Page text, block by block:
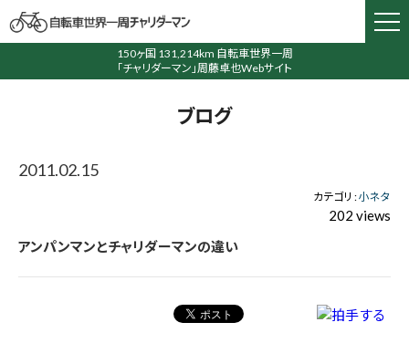
150ヶ国 131,214km 自転車世界一周
「チャリダーマン」周藤卓也Webサイト
ブログ
2011.02.15
カテゴリ :小ネタ
202 views
アンパンマンとチャリダーマンの違い